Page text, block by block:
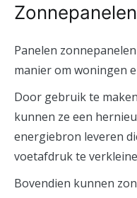
Zonnepanelen
Panelen
manier om woningen
Door gebruik te
kunnen ze een
energiebron leveren
voetafdruk te
Bovendien kunnen